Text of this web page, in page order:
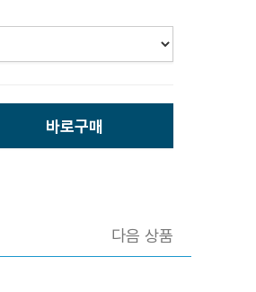
바로구매
다음 상품